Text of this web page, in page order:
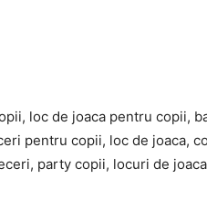
loc de joaca pentru copii,
pentru copii, loc de joaca,
party copii, locuri de joaca